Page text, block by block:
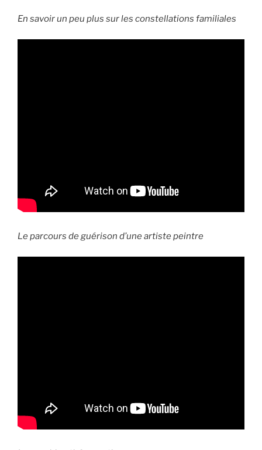
En savoir un peu plus sur les constellations familiales
Le parcours de guérison d’une artiste peintre